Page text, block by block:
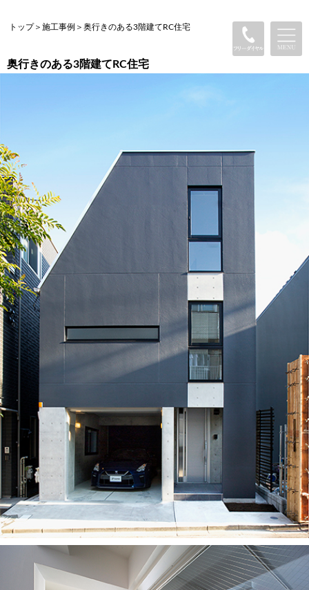
トップ ＞施工事例 ＞奥行きのある3階建てRC住宅
奥行きのある3階建てRC住宅